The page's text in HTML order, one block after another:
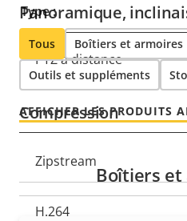
Panoramique,
Description
de la
Valeur
la
PTZ à distance
Compression
Description
de la
propriété
la
Zipstream
H.264
Type :
Tous Boîtiers et armoires
Outils et suppléments
AFFICHER LES PRODUITS
Boîtiers